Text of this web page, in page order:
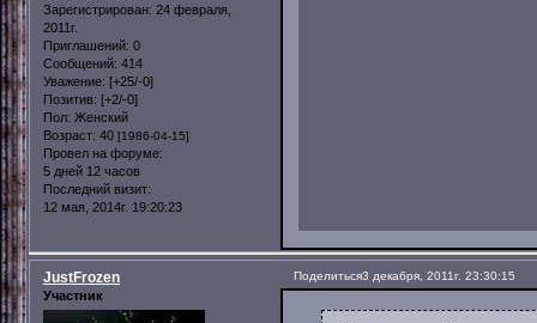
Зарегистрирован: 24 февраля,
2011г.
Приглашений: 0
Сообщений: 414
Уважение: [+25/-0]
Позитив: [+2/-0]
Пол: Женский
Возраст: 40 [1986-04-15]
Провел на форуме:
5 дней 12 часов
Последний визит:
12 мая, 2014г. 19:20:23
Поделиться3 декабря, 2011г. 23:30:15
JustFrozen
Участник